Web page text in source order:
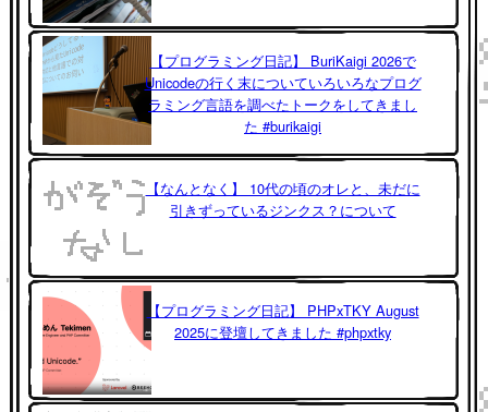
【プログラミング日記】 BuriKaigi 2026で
Unicodeの行く末についていろいろなプログ
ラミング言語を調べたトークをしてきまし
た #burikaigi
【なんとなく】 10代の頃のオレと、未だに
引きずっているジンクス？について
【プログラミング日記】 PHPxTKY August
2025に登壇してきました #phpxtky